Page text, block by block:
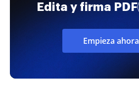
Edita y firma PDF
Empieza ahora